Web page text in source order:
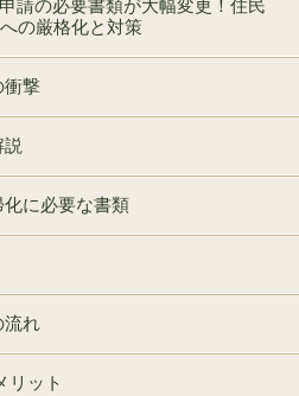
請の必要書類が大幅変更！住民
の厳格化と対策
衝撃
説
化に必要な書類
流れ
リット